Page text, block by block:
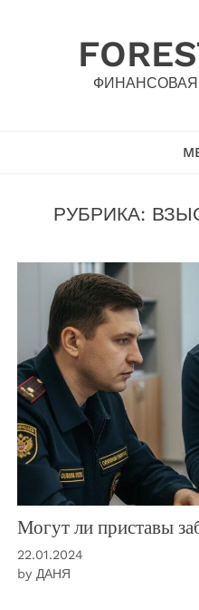
РУБРИКА:
Могут ли приставы
22.01.2024
by ДАНЯ